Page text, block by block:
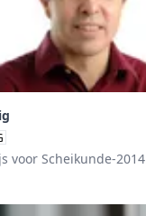
voor Scheikunde-2014